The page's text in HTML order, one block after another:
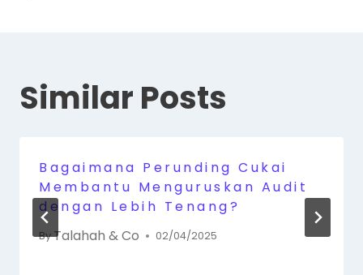
Similar Posts
Bagaimana Perunding Cukai
Membantu Menguruskan Audit
dengan Lebih Tenang?
ByTalahah & Co 02/04/2025